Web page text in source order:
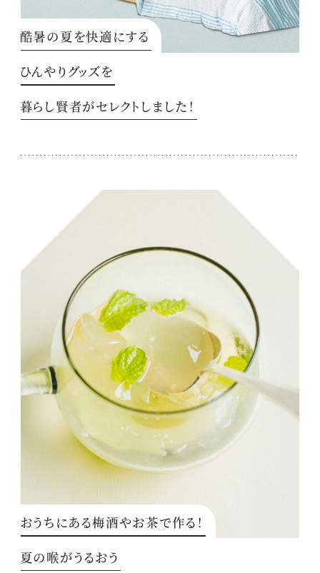
酷暑の夏を快適にする
ひんやりグッズを
暮らし賢者がセレクトしました！
おうちにある梅酒やお茶で作る！
夏の喉がうるおう